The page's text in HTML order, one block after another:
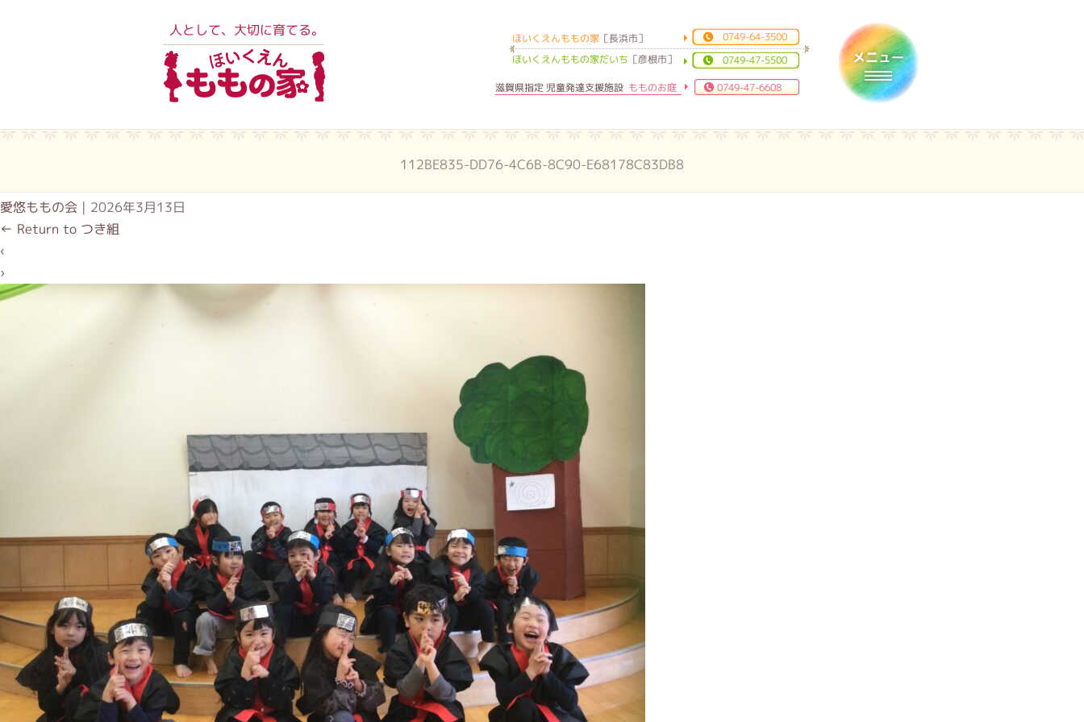
人として、大切に育てる。
ほいくえんももの家
Toggle navigation
ほいくえんももの家 ［長浜市］
0749-64-3500
ほいくえんももの家だいち ［彦根市］
0749-47-5500
滋賀県指定 児童発達支援施設 もものお庭 0749-47-6608
112BE835-DD76-4C6B-8C90-E68178C83DB8
愛悠ももの会 | 2026年3月13日
← Return to つき組
‹
›